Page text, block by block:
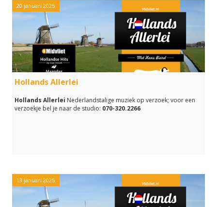
20 januari 2025
Hollands Allerlei
Hollands Allerlei Nederlandstalige muziek op verzoek; voor een
verzoekje bel je naar de studio: 070-320.2266
13 januari 2025